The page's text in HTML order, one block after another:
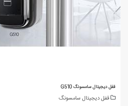
قفل دیجیتال سامسونگ G510
قفل دیجیتال سامسونگ